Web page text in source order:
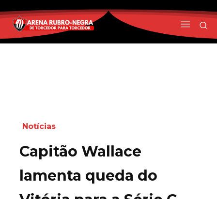
Notícias
Capitão Wallace
lamenta queda do